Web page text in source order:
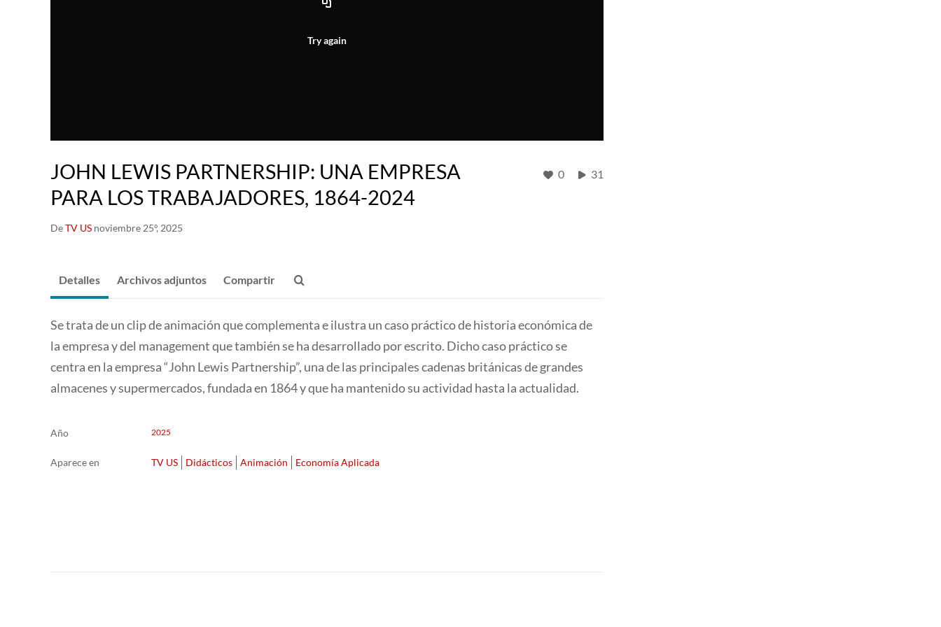
Try again
JOHN LEWIS PARTNERSHIP: UNA EMPRESA
PARA LOS TRABAJADORES, 1864-2024
DeTV US noviembre 25º, 2025
0 31
Detalles Archivos adjuntos Compartir
Se trata de un clip de animación que complementa e ilustra un caso práctico de historia económica de
la empresa y del management que también se ha desarrollado por escrito. Dicho caso práctico se
centra en la empresa “John Lewis Partnership”, una de las principales cadenas británicas de grandes
almacenes y supermercados, fundada en 1864 y que ha mantenido su actividad hasta la actualidad.
Año 2025
Aparece en TV US Didácticos Animación Economía Aplicada